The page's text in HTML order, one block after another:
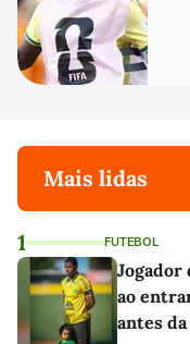
Mais lidas
1 FUTEBOL
Jogador
ao
antes